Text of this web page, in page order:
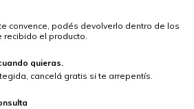
convence, podés devolverlo dentro de los
el producto.
quieras.
cancelá gratis si te arrepentís.